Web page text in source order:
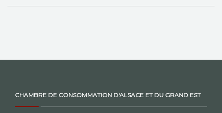
CHAMBRE DE CONSOMMATION D'ALSACE ET DU GRAND EST